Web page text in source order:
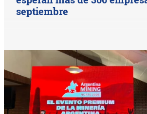
septiembre